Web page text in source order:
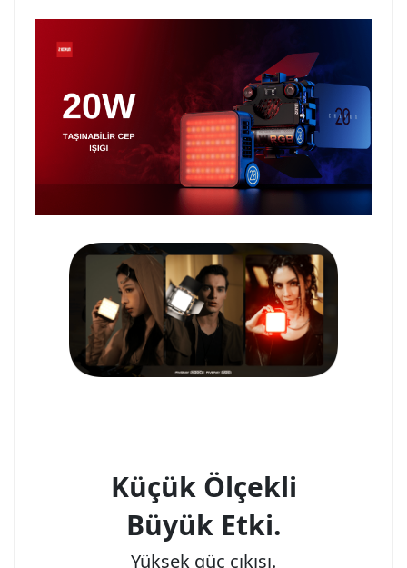
Küçük Ölçekli
Büyük Etki.
Yüksek güç çıkışı.